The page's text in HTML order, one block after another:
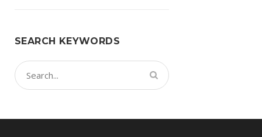
SEARCH KEYWORDS